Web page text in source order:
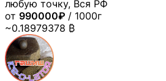
любую точку, Вся РФ
от 990000₽ / 1000г
~0.18979378 ₿